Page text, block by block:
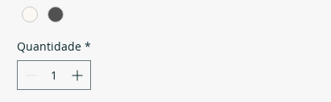
Quantidade *